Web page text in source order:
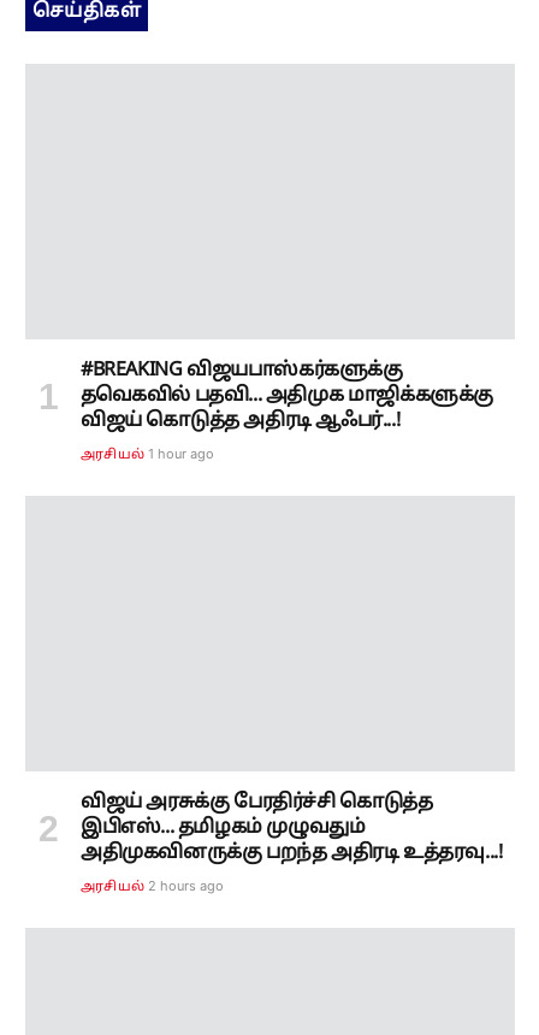
செய்திகள்
#BREAKING விஜயபாஸ்கர்களுக்கு
தவெகவில் பதவி... அதிமுக மாஜிக்களுக்கு
விஜய் கொடுத்த அதிரடி ஆஃபர்...!
அரசியல் 1 hour ago
விஜய் அரசுக்கு பேரதிர்ச்சி கொடுத்த
இபிஎஸ்... தமிழகம் முழுவதும்
அதிமுகவினருக்கு பறந்த அதிரடி உத்தரவு...!
அரசியல் 2 hours ago